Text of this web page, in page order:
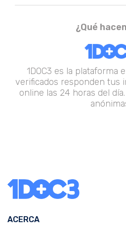
¿Qué
1DOC3 es la plataforma
verificados responden tus
online las 24 horas del
ACERCA